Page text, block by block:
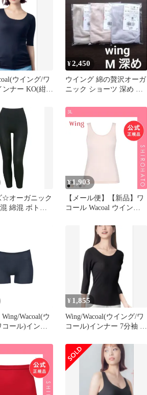
ウイング/ワ
ンナー KO(紺)
¥2,450
ウイング 綿の贅沢オーガ
ニック ショーツ 深め M3
☆オーガニック
綿混 ボトム
¥1,903
【メール便】【新品】ワ
コール Wacoal ウイング
ック ノースリーブ タン
クトップ S M L LL 3L 吸
汗速乾 抗菌防臭(3L)
Wing/Wacoal(ウ
ール)インナ
夏 ひびきにく
い【綿の贅沢
ク フラットタ
汗速乾 1分丈
4L 0
¥ 1,855
Wing/Wacoal(ウイング/ワ
コール)インナー 7分袖 L